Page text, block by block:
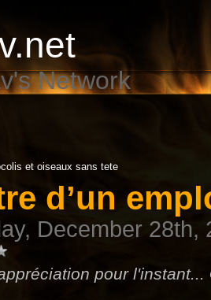
Network
et oiseaux sans tete
d’un
December 28th,
pour l'instant...